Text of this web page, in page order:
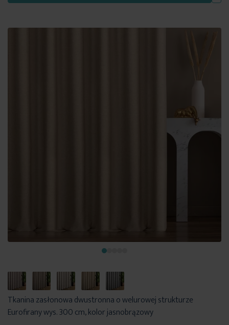
Tkanina zasłonowa dwustronna o welurowej strukturze
Eurofirany wys. 300 cm, kolor jasnobrązowy